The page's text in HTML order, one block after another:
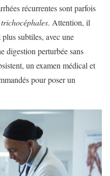
récurrentes sont parfois
trichocéphales. Attention, il
subtiles, avec une
digestion perturbée sans
un examen médical et
pour poser un